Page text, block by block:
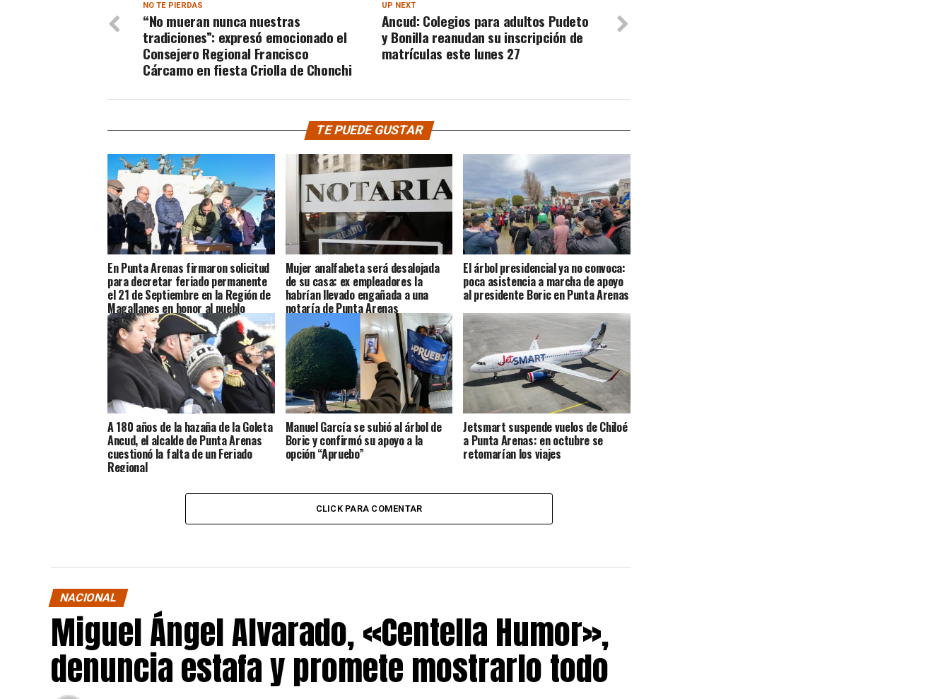
UP NEXT
Ancud: Colegios para adultos Pudeto
y Bonilla reanudan su inscripción de
matrículas este lunes 27
NO TE PIERDAS
“No mueran nunca nuestras
tradiciones”: expresó emocionado el
Consejero Regional Francisco
Cárcamo en fiesta Criolla de Chonchi
TE PUEDE GUSTAR
En Punta Arenas firmaron solicitud
para decretar feriado permanente
el 21 de Septiembre en la Región de
Magallanes en honor al pueblo
Chilote
Mujer analfabeta será desalojada
de su casa: ex empleadores la
habrían llevado engañada a una
notaría de Punta Arenas
El árbol presidencial ya no convoca:
poca asistencia a marcha de apoyo
al presidente Boric en Punta Arenas
A 180 años de la hazaña de la Goleta
Ancud, el alcalde de Punta Arenas
cuestionó la falta de un Feriado
Regional
Manuel García se subió al árbol de
Boric y confirmó su apoyo a la
opción “Apruebo”
Jetsmart suspende vuelos de Chiloé
a Punta Arenas: en octubre se
retomarían los viajes
CLICK PARA COMENTAR
NACIONAL
Miguel Ángel Alvarado, «Centella Humor»,
denuncia estafa y promete mostrarlo todo